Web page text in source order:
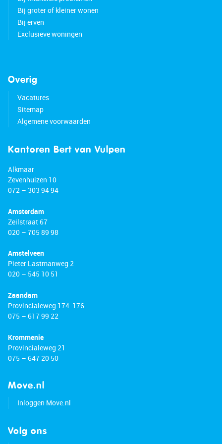
Bij groter of kleiner wonen
Bij erven
Exclusieve woningen
Overig
Vacatures
Sitemap
Algemene voorwaarden
Kantoren Bert van Vulpen
Alkmaar
Zevenhuizen 10
072 – 303 94 94
Amsterdam
Zeilstraat 67
020 – 705 89 98
Amstelveen
Pieter Lastmanweg 2
020 – 545 10 51
Zaandam
Provincialeweg 174-176
075 – 617 99 22
Krommenie
Provincialeweg 21
075 – 647 20 50
Move.nl
Inloggen Move.nl
Volg ons